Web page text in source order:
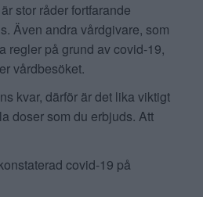
stor råder fortfarande
Även andra vårdgivare, som
regler på grund av covid-19,
vårdbesöket.
kvar, därför är det lika viktigt
doser som du erbjuds. Att
covid-19 på